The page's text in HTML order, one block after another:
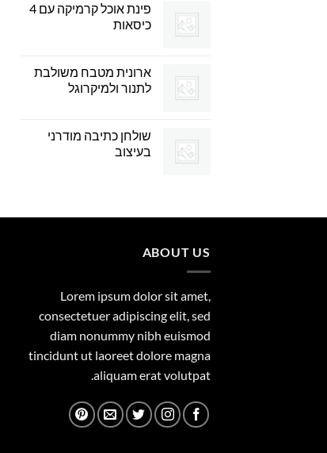
פינת אוכל קרמיקה עם 4
כיסאות
ארונית מטבח משולבת
לתנור ולמיקרוגל
שולחן כתיבה מודרני
בעיצוב
ABOUT US
Lorem ipsum dolor sit amet,
consectetuer adipiscing elit, sed
diam nonummy nibh euismod
tincidunt ut laoreet dolore magna
aliquam erat volutpat.